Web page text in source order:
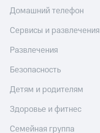
Домашний телефон
Сервисы и развлечения
Развлечения
Безопасность
Детям и родителям
Здоровье и фитнес
Семейная группа